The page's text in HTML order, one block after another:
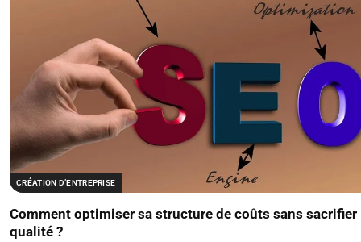
CRÉATION D’ENTREPRISE
Comment optimiser sa structure de coûts sans sacrifier
qualité ?